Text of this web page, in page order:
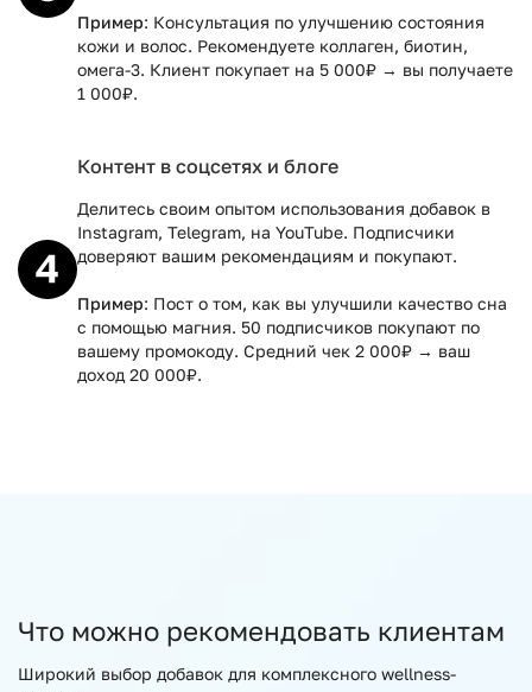
Пример: Консультация по улучшению состояния
кожи и волос. Рекомендуете коллаген, биотин,
омега-3. Клиент покупает на 5 000₽ → вы получаете
1 000₽.
Контент в соцсетях и блоге
Делитесь своим опытом использования добавок в
Instagram, Telegram, на YouTube. Подписчики
доверяют вашим рекомендациям и покупают.
Пример: Пост о том, как вы улучшили качество сна
с помощью магния. 50 подписчиков покупают по
вашему промокоду. Средний чек 2 000₽ → ваш
доход 20 000₽.
Что можно рекомендовать клиентам
Широкий выбор добавок для комплексного wellness-